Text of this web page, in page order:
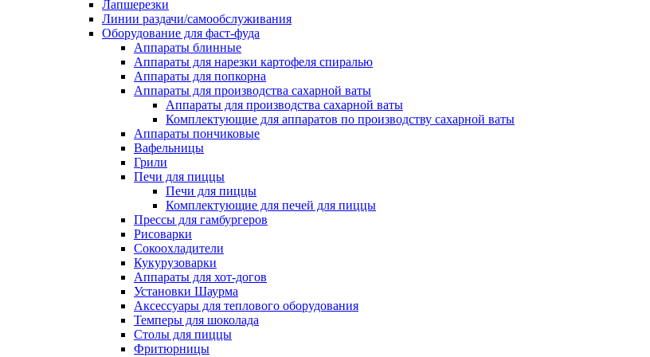
Лапшерезки
Линии раздачи/самообслуживания
Оборудование для фаст-фуда
Аппараты блинные
Аппараты для нарезки картофеля спиралью
Аппараты для попкорна
Аппараты для производства сахарной ваты
Аппараты для производства сахарной ваты
Комплектующие для аппаратов по производству сахарной ваты
Аппараты пончиковые
Вафельницы
Грили
Печи для пиццы
Печи для пиццы
Комплектующие для печей для пиццы
Прессы для гамбургеров
Рисоварки
Сокоохладители
Кукурузоварки
Аппараты для хот-догов
Установки Шаурма
Аксессуары для теплового оборудования
Темперы для шоколада
Столы для пиццы
Фритюрницы